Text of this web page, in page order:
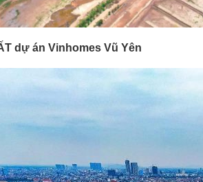
dự án Vinhomes Vũ Yên